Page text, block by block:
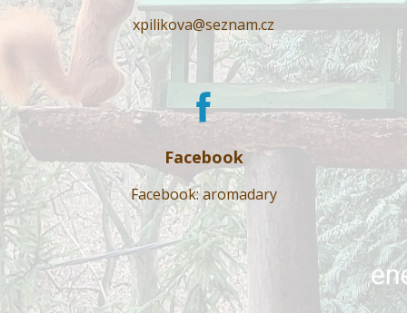
xpilikova@seznam.cz
Facebook
Facebook: aromadary